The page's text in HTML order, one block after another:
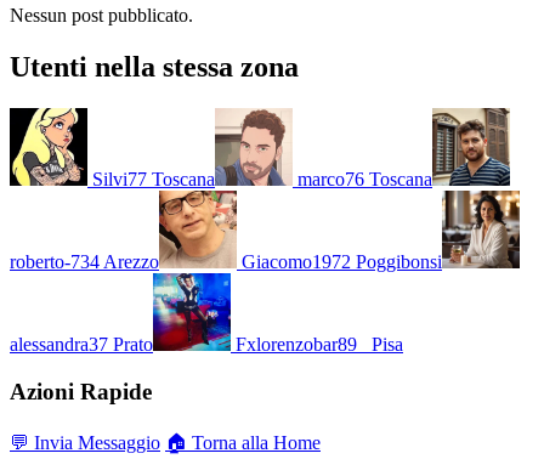
Nessun post pubblicato.
Utenti nella stessa zona
Silvi77 Toscana marco76 Toscana
roberto-734 Arezzo Giacomo1972 Poggibonsi
alessandra37 Prato Fxlorenzobar89_ Pisa
Azioni Rapide
💬 Invia Messaggio 🏠 Torna alla Home